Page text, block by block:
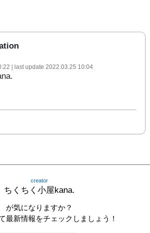
| last update 2022.03.25 10:04
creator
ちくちく小屋kana.
が気になりますか？
最新情報をチェックしましょう！